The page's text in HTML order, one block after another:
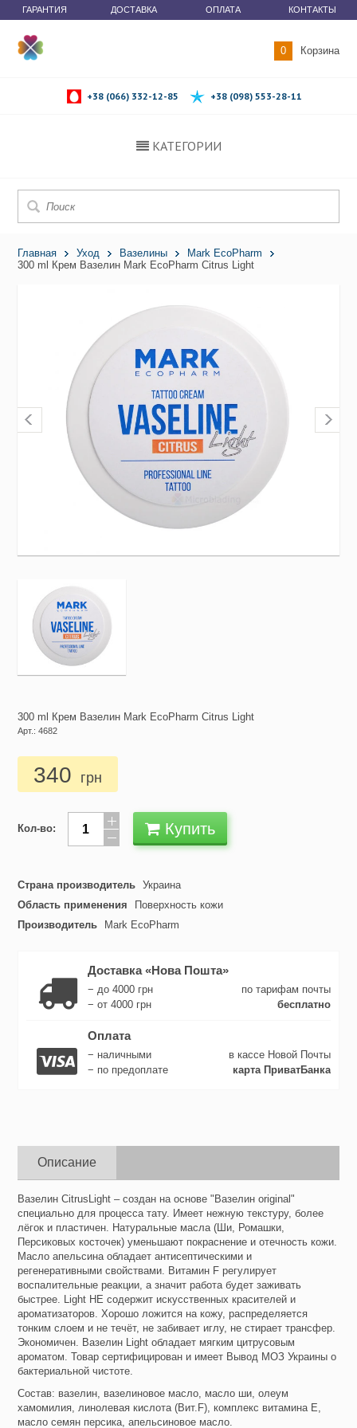
ГАРАНТИЯ ДОСТАВКА ОПЛАТА КОНТАКТЫ
0 Корзина
+38 (066) 332-12-85 +38 (098) 553-28-11
КАТЕГОРИИ
Главная Уход Вазелины
Mark EcoPharm
300 ml Крем Вазелин Mark EcoPharm Citrus Light
300 ml Крем Вазелин Mark EcoPharm Citrus Light
Арт.: 4682
340 грн
Кол-во: Купить
Страна производитель Украина
Область применения
Поверхность кожи
Производитель
Mark EcoPharm
Доставка «Нова Пошта»
− до 4000 грн
по тарифам почты
− от 4000 грн
бесплатно
Оплата
− наличными
в кассе Новой Почты
− по предоплате
карта ПриватБанка
Описание
Вазелин CitrusLight – создан на основе "Вазелин original"
специально для процесса тату. Имеет нежную текстуру, более
лёгок и пластичен. Натуральные масла (Ши, Ромашки,
Персиковых косточек) уменьшают покраснение и отечность кожи.
Масло апельсина обладает антисептическими и
регенеративными свойствами. Витамин F регулирует
воспалительные реакции, а значит работа будет заживать
быстрее. Light НЕ содержит искусственных красителей и
ароматизаторов. Хорошо ложится на кожу, распределяется
тонким слоем и не течёт, не забивает иглу, не стирает трансфер.
Экономичен. Вазелин Light обладает мягким цитрусовым
ароматом. Товар сертифицирован и имеет Вывод МОЗ Украины о
бактериальной чистоте.
Состав: вазелин, вазелиновое масло, масло ши, олеум
хамомилия, линолевая кислота (Вит.F), комплекс витамина Е,
масло семян персика, апельсиновое масло.